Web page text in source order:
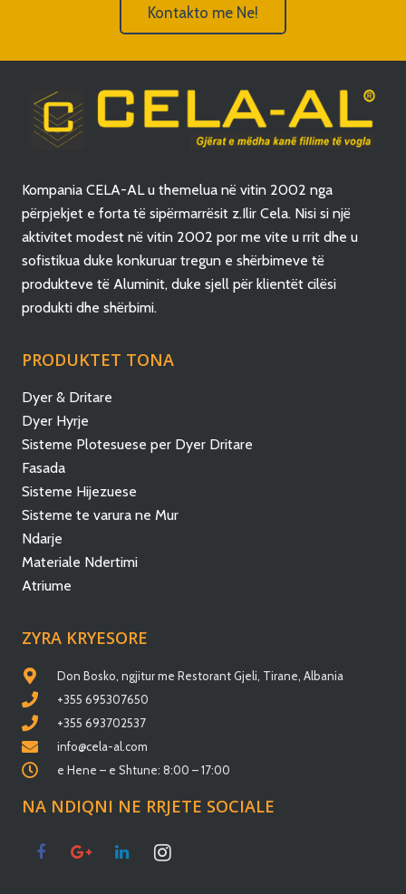
Kontakto me Ne!
Kompania CELA-AL u themelua në vitin 2002 nga
përpjekjet e forta të sipërmarrësit z.Ilir Cela. Nisi si një
aktivitet modest në vitin 2002 por me vite u rrit dhe u
sofistikua duke konkuruar tregun e shërbimeve të
produkteve të Aluminit, duke sjell për klientët cilësi
produkti dhe shërbimi.
PRODUKTET TONA
Dyer & Dritare
Dyer Hyrje
Sisteme Plotesuese per Dyer Dritare
Fasada
Sisteme Hijezuese
Sisteme te varura ne Mur
Ndarje
Materiale Ndertimi
Atriume
ZYRA KRYESORE
Don Bosko, ngjitur me Restorant Gjeli, Tirane, Albania
+355 695307650
+355 693702537
info@cela-al.com
e Hene – e Shtune: 8:00 – 17:00
NA NDIQNI NE RRJETE SOCIALE